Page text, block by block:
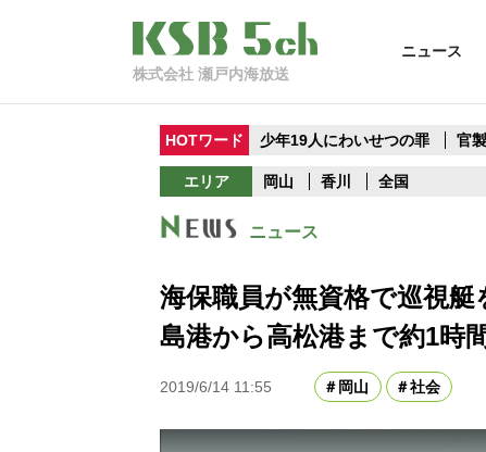
株式会社 瀬戸内海放送
ニュース
HOTワード 少年19人にわいせつの罪 官
エリア 岡山 香川 全国
ニュース
海保職員が無資格で巡視
島港から高松港まで約1時
2019/6/14 11:55 岡山 社会